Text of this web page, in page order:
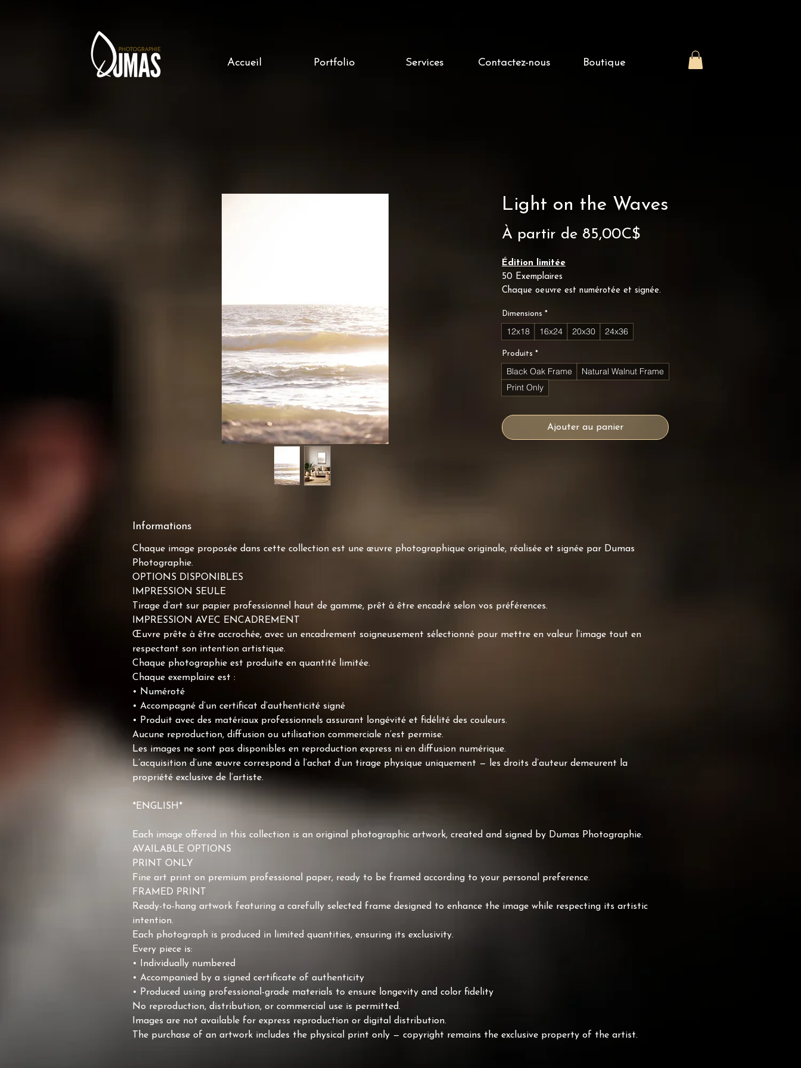
Accueil Portfolio Services Contactez-nous Boutique
Light on the Waves
À partir de 85,00C$
Édition limitée
50 Exemplaires
Chaque oeuvre est numérotée et signée.
Dimensions *
12x18 16x24 20x30 24x36
Produits *
Black Oak Frame
Natural Walnut Frame
Print Only
Ajouter au panier
Informations
Chaque image proposée dans cette collection est une œuvre photographique originale, réalisée et signée par Dumas
Photographie.
OPTIONS DISPONIBLES
IMPRESSION SEULE
Tirage d’art sur papier professionnel haut de gamme, prêt à être encadré selon vos préférences.
IMPRESSION AVEC ENCADREMENT
Œuvre prête à être accrochée, avec un encadrement soigneusement sélectionné pour mettre en valeur l’image tout en
respectant son intention artistique.
Chaque photographie est produite en quantité limitée.
Chaque exemplaire est :
• Numéroté
• Accompagné d’un certificat d’authenticité signé
• Produit avec des matériaux professionnels assurant longévité et fidélité des couleurs.
Aucune reproduction, diffusion ou utilisation commerciale n’est permise.
Les images ne sont pas disponibles en reproduction express ni en diffusion numérique.
L’acquisition d’une œuvre correspond à l’achat d’un tirage physique uniquement — les droits d’auteur demeurent la
propriété exclusive de l’artiste.
*ENGLISH*
Each image offered in this collection is an original photographic artwork, created and signed by Dumas Photographie.
AVAILABLE OPTIONS
PRINT ONLY
Fine art print on premium professional paper, ready to be framed according to your personal preference.
FRAMED PRINT
Ready-to-hang artwork featuring a carefully selected frame designed to enhance the image while respecting its artistic
intention.
Each photograph is produced in limited quantities, ensuring its exclusivity.
Every piece is:
• Individually numbered
• Accompanied by a signed certificate of authenticity
• Produced using professional-grade materials to ensure longevity and color fidelity
No reproduction, distribution, or commercial use is permitted.
Images are not available for express reproduction or digital distribution.
The purchase of an artwork includes the physical print only — copyright remains the exclusive property of the artist.